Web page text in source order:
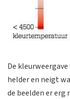
De
helder en neigt
de beelden er erg